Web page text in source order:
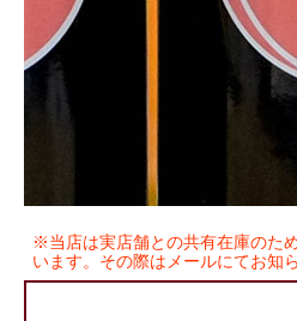
※当店は実店舗との共有在庫のた
います。その際はメールにてお知